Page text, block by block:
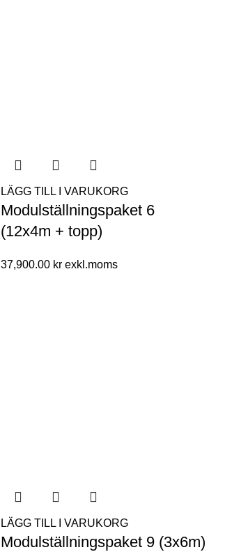
LÄGG TILL I VARUKORG
Modulställningspaket 6
(12x4m + topp)
37,900.00 kr
LÄGG TILL I VARUKORG
Modulställningspaket 9 (3x6m)